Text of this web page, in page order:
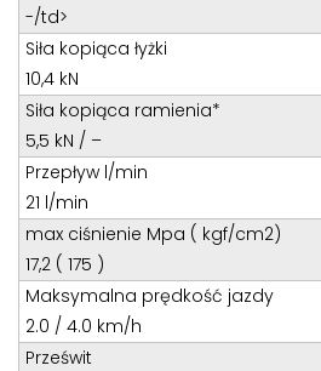
-/td>
Siła kopiąca łyżki
10,4 kN
Siła kopiąca ramienia*
5,5 kN / –
Przepływ l/min
21 l/min
max ciśnienie Mpa ( kgf/cm2)
17,2 ( 175 )
Maksymalna prędkość jazdy
2.0 / 4.0 km/h
Prześwit